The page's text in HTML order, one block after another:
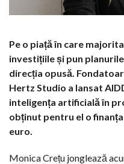
Pe o piață în care
investițiile și pun
direcția opusă.
Hertz Studio a lansat
inteligența artificială în
obținut pentru el o
euro.
Monica Crețu jonglează